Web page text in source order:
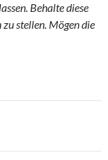
Behalte diese
stellen. Mögen die